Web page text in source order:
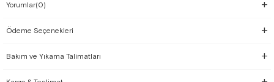
Yorumlar(0)
Ödeme Seçenekleri
Bakım ve Yıkama Talimatları